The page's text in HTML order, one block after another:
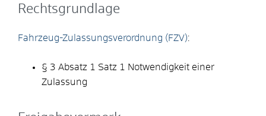
Rechtsgrundlage
Fahrzeug-Zulassungsverordnung (FZV):
§ 3 Absatz 1 Satz 1 Notwendigkeit einer
Zulassung